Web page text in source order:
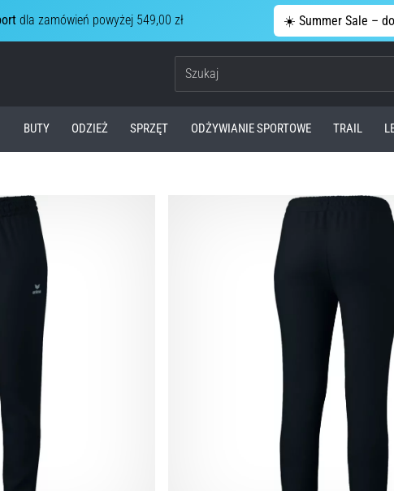
dla zamówień powyżej 549,00 zł ☀️ Summer Sale –
BUTY ODZIEŻ SPRZĘT ODŻYWIANIE SPORTOWE TRAIL